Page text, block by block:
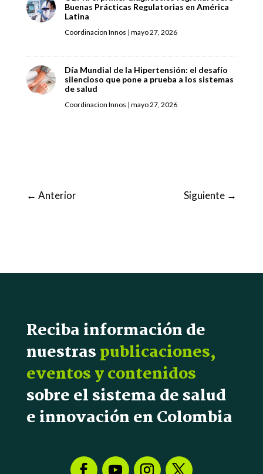
Buenas Prácticas Regulatorias en América
Latina
Coordinacion Innos | mayo 27, 2026
Día Mundial de la Hipertensión: el desafío
silencioso que pone a prueba a los sistemas
de salud
Coordinacion Innos | mayo 27, 2026
← Anterior Siguiente →
Reciba información de
nuestraspublicaciones,
eventos y contenidos
sobre el sistema de salud
e innovación en Colombia